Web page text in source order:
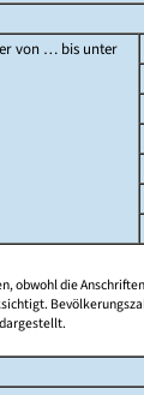
von … bis unter
die